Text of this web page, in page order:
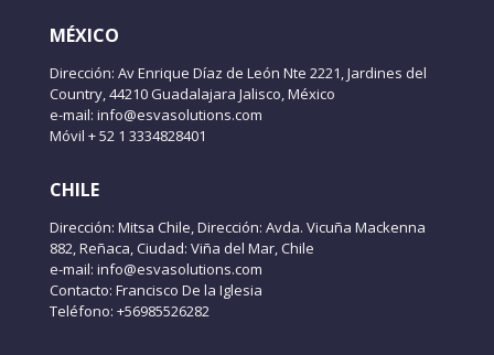
MÉXICO
Dirección: Av Enrique Díaz de León Nte 2221, Jardines del
Country, 44210 Guadalajara Jalisco, México
e-mail: info@esvasolutions.com
Móvil + 52 1 3334828401
CHILE
Dirección: Mitsa Chile, Dirección: Avda. Vicuña Mackenna
882, Reñaca, Ciudad: Viña del Mar, Chile
e-mail: info@esvasolutions.com
Contacto: Francisco De la Iglesia
Teléfono: +56985526282